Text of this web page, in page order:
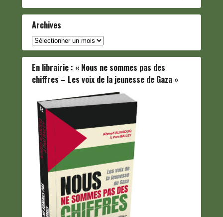
Archives
Archives
En librairie : « Nous ne sommes pas des
chiffres – Les voix de la jeunesse de Gaza »